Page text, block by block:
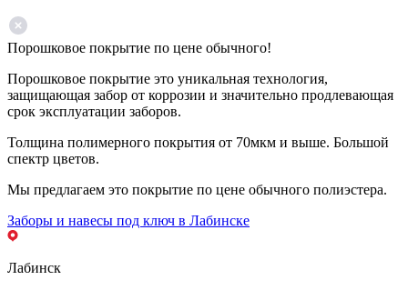
Порошковое покрытие по цене обычного!
Порошковое покрытие это уникальная технология,
защищающая забор от коррозии и значительно продлевающая
срок эксплуатации заборов.
Толщина полимерного покрытия от 70мкм и выше. Большой
спектр цветов.
Мы предлагаем это покрытие по цене обычного полиэстера.
Заборы и навесы под ключ в Лабинске
Лабинск